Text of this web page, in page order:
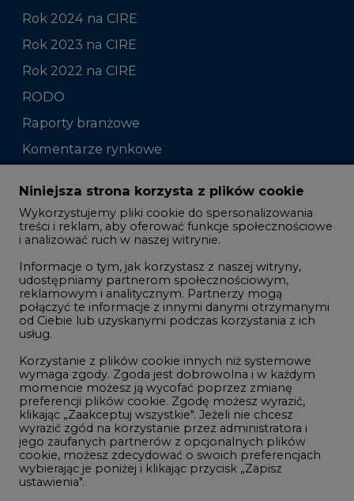
Rok 2024 na CIRE
Rok 2023 na CIRE
Rok 2022 na CIRE
RODO
Raporty branżowe
Komentarze rynkowe
Zmiany kadrowe na rynku
Studio CIRE
Rozmowy o energetyce
Gospodarka
Geopolityka
LTE450
Innowacje i AI
Telekomunikacja i IT
Handel emisjami CO2
Wodór
Górnictwo
Niniejsza strona korzysta z plików cookie
Wykorzystujemy pliki cookie do spersonalizowania
treści i reklam, aby oferować funkcje społecznościowe
i analizować ruch w naszej witrynie.
Informacje o tym, jak korzystasz z naszej witryny,
udostępniamy partnerom społecznościowym,
reklamowym i analitycznym. Partnerzy mogą
połączyć te informacje z innymi danymi otrzymanymi
od Ciebie lub uzyskanymi podczas korzystania z ich
usług.
Korzystanie z plików cookie innych niż systemowe
wymaga zgody. Zgoda jest dobrowolna i w każdym
momencie możesz ją wycofać poprzez zmianę
preferencji plików cookie. Zgodę możesz wyrazić,
klikając „Zaakceptuj wszystkie". Jeżeli nie chcesz
wyrazić zgód na korzystanie przez administratora i
jego zaufanych partnerów z opcjonalnych plików
cookie, możesz zdecydować o swoich preferencjach
wybierając je poniżej i klikając przycisk „Zapisz
ustawienia".